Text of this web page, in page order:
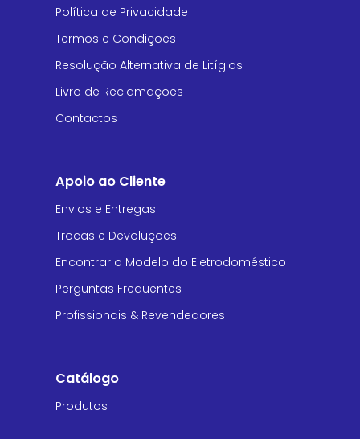
Política de Privacidade
Termos e Condições
Resolução Alternativa de Litígios
Livro de Reclamações
Contactos
Apoio ao Cliente
Envios e Entregas
Trocas e Devoluções
Encontrar o Modelo do Eletrodoméstico
Perguntas Frequentes
Profissionais & Revendedores
Catálogo
Produtos